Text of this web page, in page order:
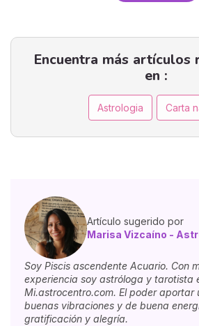
reconocer
sombra y la
esconde
Encuentra más artículos
en :
Astrologia Carta
Artículo sugerido por
Marisa Vizcaíno -
Soy Piscis ascendente Acuario. Con
experiencia soy astróloga y tarotista
Mi.astrocentro.com. El poder aportar
buenas vibraciones y de buena
gratificación y alegría.